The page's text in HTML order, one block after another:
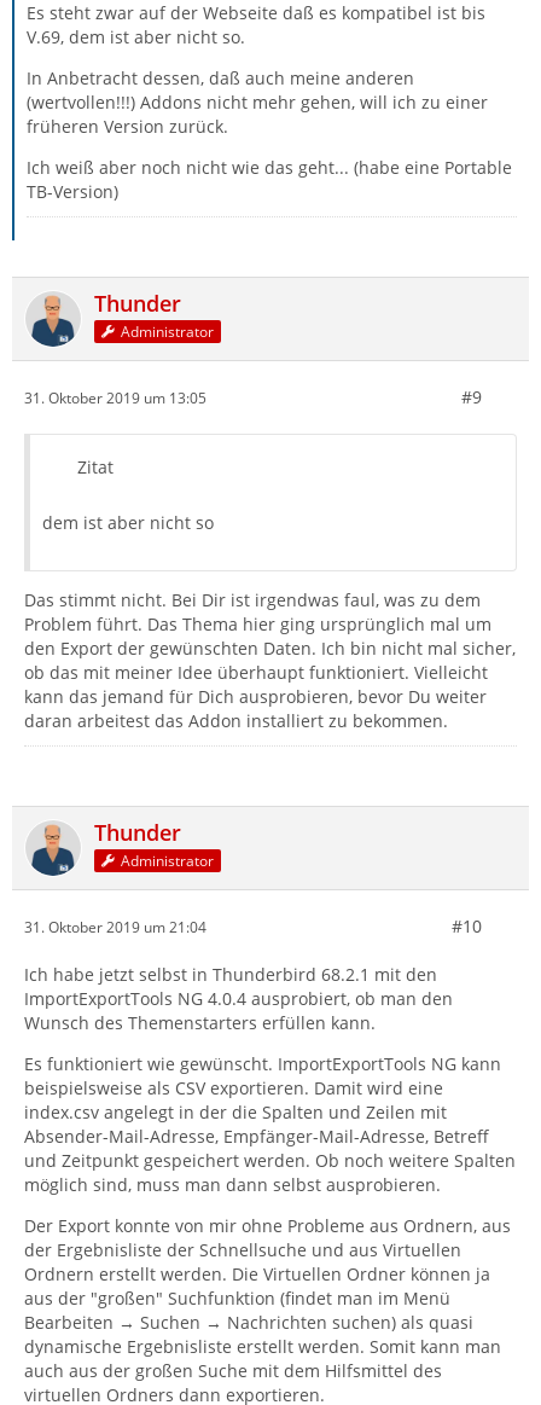
Es steht zwar auf der Webseite daß es kompatibel ist bis
V.69, dem ist aber nicht so.
In Anbetracht dessen, daß auch meine anderen
(wertvollen!!!) Addons nicht mehr gehen, will ich zu einer
früheren Version zurück.
Ich weiß aber noch nicht wie das geht... (habe eine Portable
TB-Version)
Thunder
Administrator
31. Oktober 2019 um 13:05 #9
Zitat
dem ist aber nicht so
Das stimmt nicht. Bei Dir ist irgendwas faul, was zu dem
Problem führt. Das Thema hier ging ursprünglich mal um
den Export der gewünschten Daten. Ich bin nicht mal sicher,
ob das mit meiner Idee überhaupt funktioniert. Vielleicht
kann das jemand für Dich ausprobieren, bevor Du weiter
daran arbeitest das Addon installiert zu bekommen.
Thunder
Administrator
31. Oktober 2019 um 21:04 #10
Ich habe jetzt selbst in Thunderbird 68.2.1 mit den
ImportExportTools NG 4.0.4 ausprobiert, ob man den
Wunsch des Themenstarters erfüllen kann.
Es funktioniert wie gewünscht. ImportExportTools NG kann
beispielsweise als CSV exportieren. Damit wird eine
index.csv angelegt in der die Spalten und Zeilen mit
Absender-Mail-Adresse, Empfänger-Mail-Adresse, Betreff
und Zeitpunkt gespeichert werden. Ob noch weitere Spalten
möglich sind, muss man dann selbst ausprobieren.
Der Export konnte von mir ohne Probleme aus Ordnern, aus
der Ergebnisliste der Schnellsuche und aus Virtuellen
Ordnern erstellt werden. Die Virtuellen Ordner können ja
aus der "großen" Suchfunktion (findet man im Menü
Bearbeiten → Suchen → Nachrichten suchen) als quasi
dynamische Ergebnisliste erstellt werden. Somit kann man
auch aus der großen Suche mit dem Hilfsmittel des
virtuellen Ordners dann exportieren.